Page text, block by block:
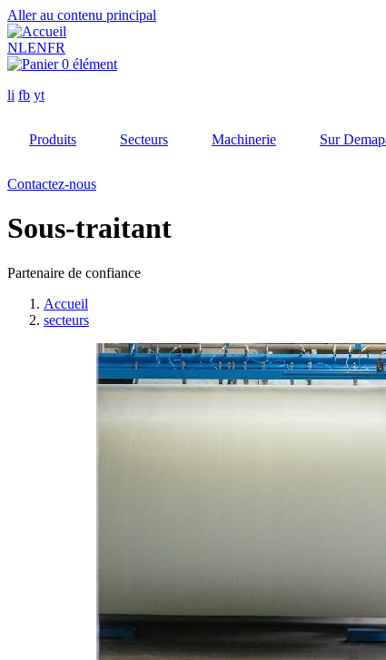
Aller au contenu principal
NLENFR
0 élément
li fb yt
Produits Secteurs Machinerie Sur
Contactez-nous
Sous-traitant
Partenaire de confiance
Accueil
secteurs